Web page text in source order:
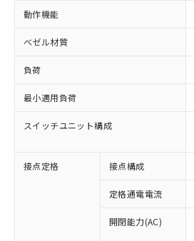
動作機能
ベゼル材質
負荷
最小適用負荷
スイッチユニット構成
接点定格 接点構成
定格通電電流
開閉能力(AC)